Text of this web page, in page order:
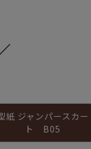
紙 ジャンパースカー
ト B05